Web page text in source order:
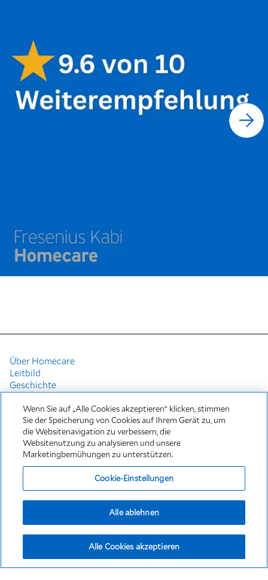
Über Homecare
Leitbild
Geschichte
Verordnungsblätter
Infomaterial
Impressum
Fresenius Kabi Homecare ist ein Service von Fresenius Kabi
Copyright © 2026 Fresenius Kabi Austria GmbH. Alle Rechte
Wenn Sie auf „Alle Cookies akzeptieren“ klicken, stimmen
Sie der Speicherung von Cookies auf Ihrem Gerät zu, um
die Websitenavigation zu verbessern, die
Websitenutzung zu analysieren und unsere
Marketingbemühungen zu unterstützen.
Cookie-Einstellungen
Alle ablehnen
Alle Cookies akzeptieren